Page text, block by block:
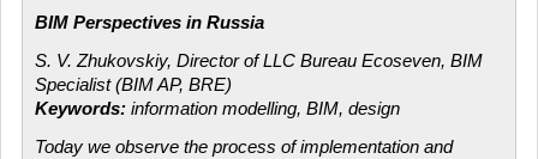
BIM Perspectives in Russia
S. V. Zhukovskiy, Director of LLC Bureau Ecoseven, BIM
Specialist (BIM AP, BRE)
Keywords: information modelling, BIM, design
Today we observe the process of implementation and